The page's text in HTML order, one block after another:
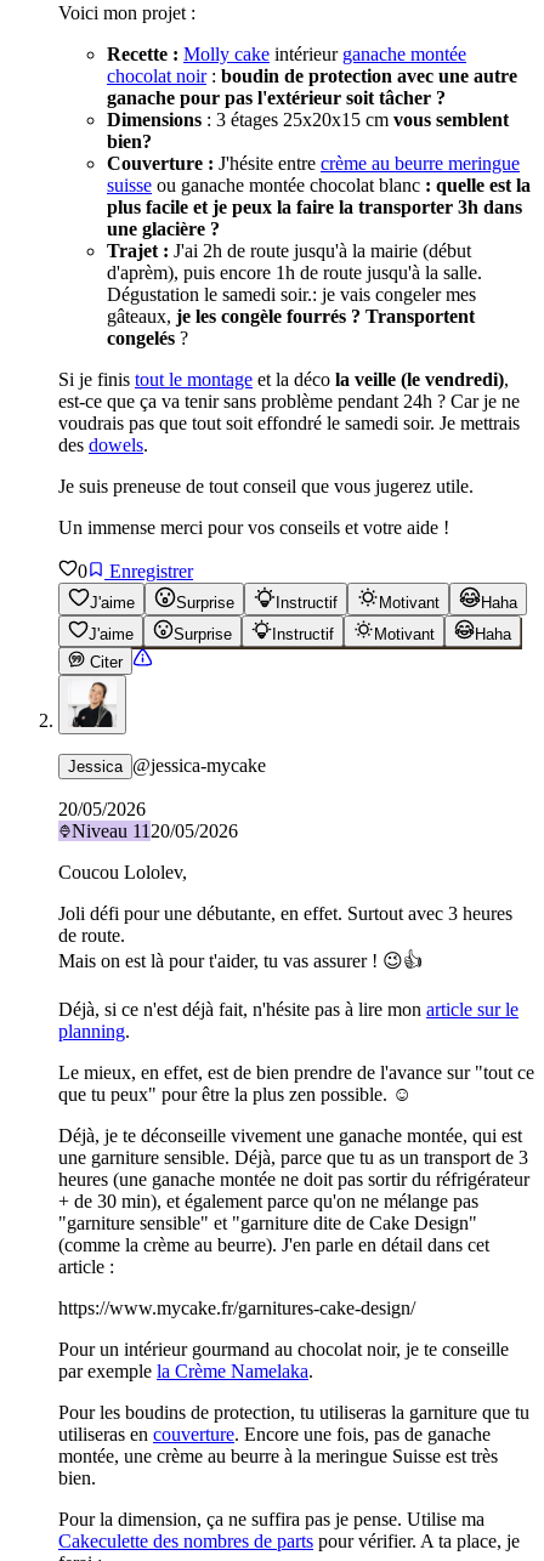
​Voici mon projet :
Recette : Molly cake intérieur ganache montée
chocolat noir: boudin de protection avec une autre
ganache pour pas l'extérieur soit tâcher ?
Dimensions : 3 étages 25x20x15 cm vous semblent
bien?
Couverture : J'hésite entre crème au beurre meringue
suisse ou ganache montée chocolat blanc : quelle est la
plus facile et je peux la faire la transporter 3h dans
une glacière ?
Trajet : J'ai 2h de route jusqu'à la mairie (début
d'aprèm), puis encore 1h de route jusqu'à la salle.
Dégustation le samedi soir.: je vais congeler mes
gâteaux, je les congèle fourrés ? Transportent
congelés ?
​Si je finis tout le montage et la déco la veille (le vendredi),
est-ce que ça va tenir sans problème pendant 24h ? Car je ne
voudrais pas que tout soit effondré le samedi soir. Je mettrais
des dowels.
Je suis preneuse de tout conseil que vous jugerez utile.
​Un immense merci pour vos conseils et votre aide !
0 Enregistrer
J'aime Surprise Instructif Motivant
Haha
J'aime
Surprise Instructif Motivant
Haha
Citer
Jessica @jessica-mycake
20/05/2026
Niveau 11 20/05/2026
Coucou Lololev,
Joli défi pour une débutante, en effet. Surtout avec 3 heures
de route.
Mais on est là pour t'aider, tu vas assurer ! 😉👍
Déjà, si ce n'est déjà fait, n'hésite pas à lire mon article sur le
planning.
Le mieux, en effet, est de bien prendre de l'avance sur "tout ce
que tu peux" pour être la plus zen possible. ☺️
Déjà, je te déconseille vivement une ganache montée, qui est
une garniture sensible. Déjà, parce que tu as un transport de 3
heures (une ganache montée ne doit pas sortir du réfrigérateur
+ de 30 min), et également parce qu'on ne mélange pas
"garniture sensible" et "garniture dite de Cake Design"
(comme la crème au beurre). J'en parle en détail dans cet
article :
https://www.mycake.fr/garnitures-cake-design/
Pour un intérieur gourmand au chocolat noir, je te conseille
par exemple la Crème Namelaka.
Pour les boudins de protection, tu utiliseras la garniture que tu
utiliseras en couverture. Encore une fois, pas de ganache
montée, une crème au beurre à la meringue Suisse est très
bien.
Pour la dimension, ça ne suffira pas je pense. Utilise ma
Cakeculette des nombres de parts pour vérifier. A ta place, je